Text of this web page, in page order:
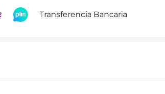
Transferencia Bancaria